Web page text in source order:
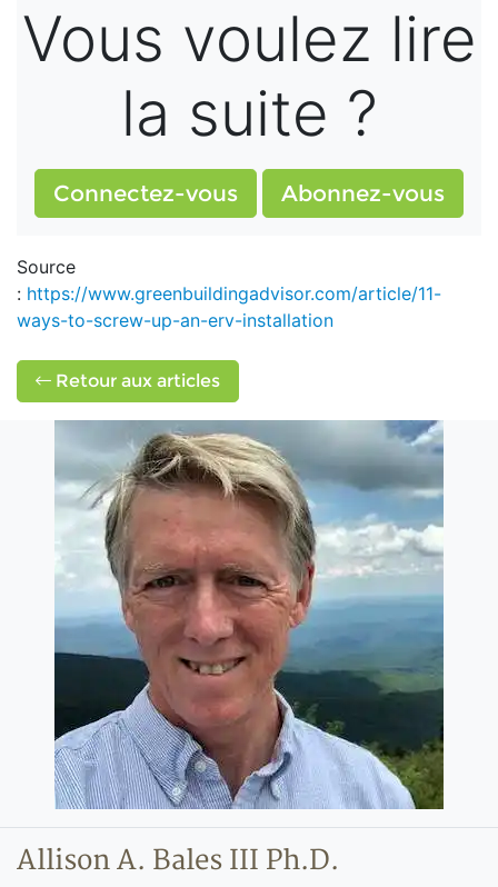
Vous voulez lire
la suite ?
Connectez-vous Abonnez-vous
Source
: https://www.greenbuildingadvisor.com/article/11-
ways-to-screw-up-an-erv-installation
Retour aux articles
Allison A. Bales III Ph.D.